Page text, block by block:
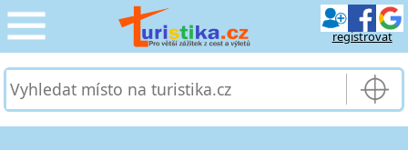
registrovat
CESTOVÁNÍ
SLUŽBY & DOPRAVA ›